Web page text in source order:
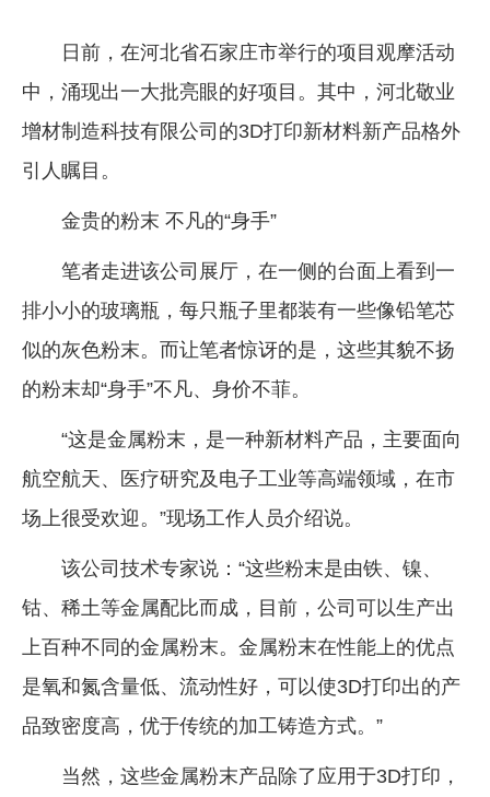
企业文化
《资源再生》杂志
行情报价
数字报
日前，在河北省石家庄市举行的项目观摩活动
中，涌现出一大批亮眼的好项目。其中，河北敬业
增材制造科技有限公司的3D打印新材料新产品格外
引人瞩目。
金贵的粉末 不凡的“身手”
笔者走进该公司展厅，在一侧的台面上看到一
排小小的玻璃瓶，每只瓶子里都装有一些像铅笔芯
似的灰色粉末。而让笔者惊讶的是，这些其貌不扬
的粉末却“身手”不凡、身价不菲。
“这是金属粉末，是一种新材料产品，主要面向
航空航天、医疗研究及电子工业等高端领域，在市
场上很受欢迎。”现场工作人员介绍说。
该公司技术专家说：“这些粉末是由铁、镍、
钴、稀土等金属配比而成，目前，公司可以生产出
上百种不同的金属粉末。金属粉末在性能上的优点
是氧和氮含量低、流动性好，可以使3D打印出的产
品致密度高，优于传统的加工铸造方式。”
当然，这些金属粉末产品除了应用于3D打印，